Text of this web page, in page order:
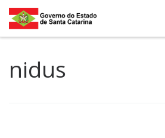
Skip to content
nidus